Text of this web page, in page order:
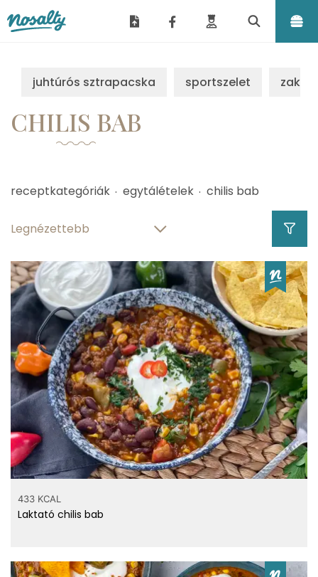
juhtúrós sztrapacska sportszelet
CHILIS BAB
receptkategóriák egytálételek chilis bab
433 KCAL
Laktató chilis bab